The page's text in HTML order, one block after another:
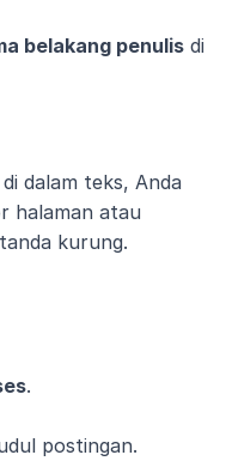
belakang penulis di
dalam teks, Anda
halaman atau
kurung.
.
postingan.